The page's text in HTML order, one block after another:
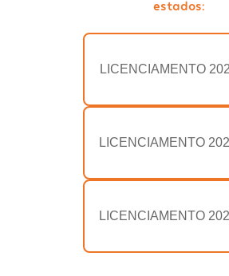
estados:
LICENCIAMENTO
LICENCIAMENTO
LICENCIAMENTO